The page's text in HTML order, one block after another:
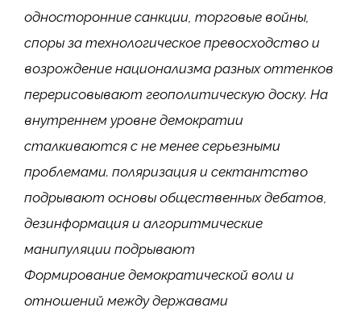
односторонние санкции, торговые войны,
споры за технологическое превосходство и
возрождение национализма разных оттенков
перерисовывают геополитическую доску. На
внутреннем уровне демократии
сталкиваются с не менее серьезными
проблемами. поляризация и сектантство
подрывают основы общественных дебатов,
дезинформация и алгоритмические
манипуляции подрывают
Формирование демократической воли и
отношений между державами